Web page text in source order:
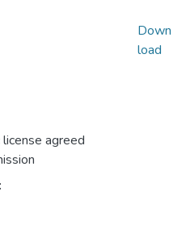
agreed
Down
load